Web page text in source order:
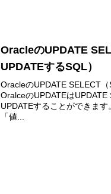
OracleのUPDATE
UPDATEするSQL）
OracleのUPDATE SELECT
OralceのUPDATEは
UPDATEすることができま
「値...